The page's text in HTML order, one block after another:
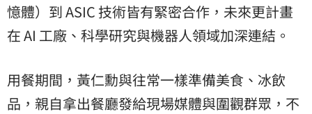
憶體）到 ASIC 技術皆有緊密合作，未來更計畫
在 AI 工廠、科學研究與機器人領域加深連結。
用餐期間，黃仁勳與往常一樣準備美食、冰飲
品 ，親自拿出餐廳發給現場媒體與圍觀群眾，不